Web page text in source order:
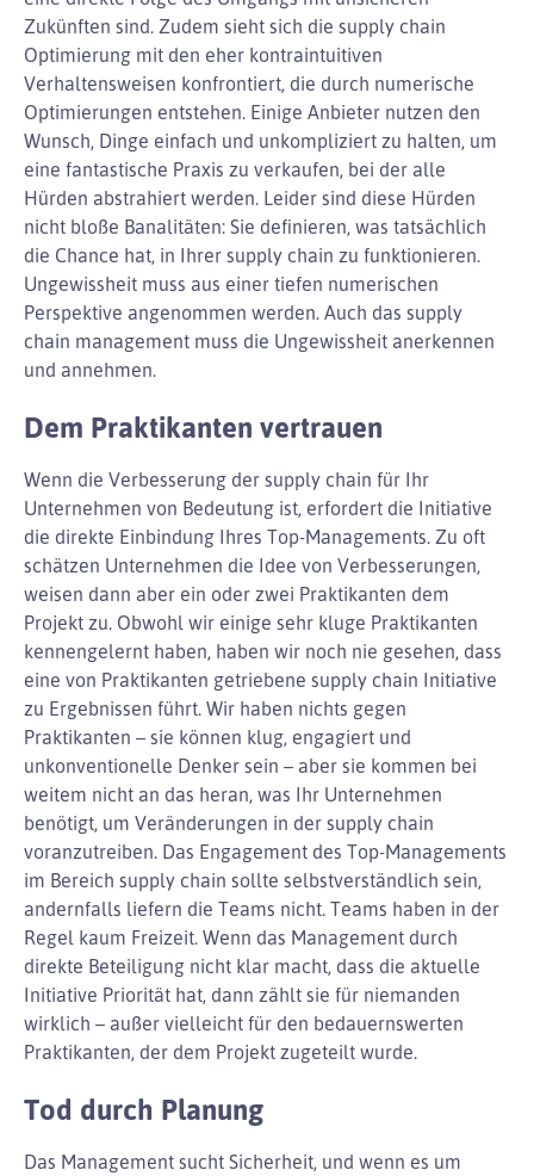
Zukünften sind. Zudem sieht sich die supply chain
Optimierung mit den eher kontraintuitiven
Verhaltensweisen konfrontiert, die durch numerische
Optimierungen entstehen. Einige Anbieter nutzen den
Wunsch, Dinge einfach und unkompliziert zu halten, um
eine fantastische Praxis zu verkaufen, bei der alle
Hürden abstrahiert werden. Leider sind diese Hürden
nicht bloße Banalitäten: Sie definieren, was tatsächlich
die Chance hat, in Ihrer supply chain zu funktionieren.
Ungewissheit muss aus einer tiefen numerischen
Perspektive angenommen werden. Auch das supply
chain management muss die Ungewissheit anerkennen
und annehmen.
Dem Praktikanten vertrauen
Wenn die Verbesserung der supply chain für Ihr
Unternehmen von Bedeutung ist, erfordert die Initiative
die direkte Einbindung Ihres Top-Managements. Zu oft
schätzen Unternehmen die Idee von Verbesserungen,
weisen dann aber ein oder zwei Praktikanten dem
Projekt zu. Obwohl wir einige sehr kluge Praktikanten
kennengelernt haben, haben wir noch nie gesehen, dass
eine von Praktikanten getriebene supply chain Initiative
zu Ergebnissen führt. Wir haben nichts gegen
Praktikanten – sie können klug, engagiert und
unkonventionelle Denker sein – aber sie kommen bei
weitem nicht an das heran, was Ihr Unternehmen
benötigt, um Veränderungen in der supply chain
voranzutreiben. Das Engagement des Top-Managements
im Bereich supply chain sollte selbstverständlich sein,
andernfalls liefern die Teams nicht. Teams haben in der
Regel kaum Freizeit. Wenn das Management durch
direkte Beteiligung nicht klar macht, dass die aktuelle
Initiative Priorität hat, dann zählt sie für niemanden
wirklich – außer vielleicht für den bedauernswerten
Praktikanten, der dem Projekt zugeteilt wurde.
Tod durch Planung
Das Management sucht Sicherheit, und wenn es um